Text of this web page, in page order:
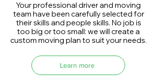
Your professional driver and moving
team have been carefully selected for
their skills and people skills. No job is
too big or too small: we will create a
custom moving plan to suit your needs.
Learn more